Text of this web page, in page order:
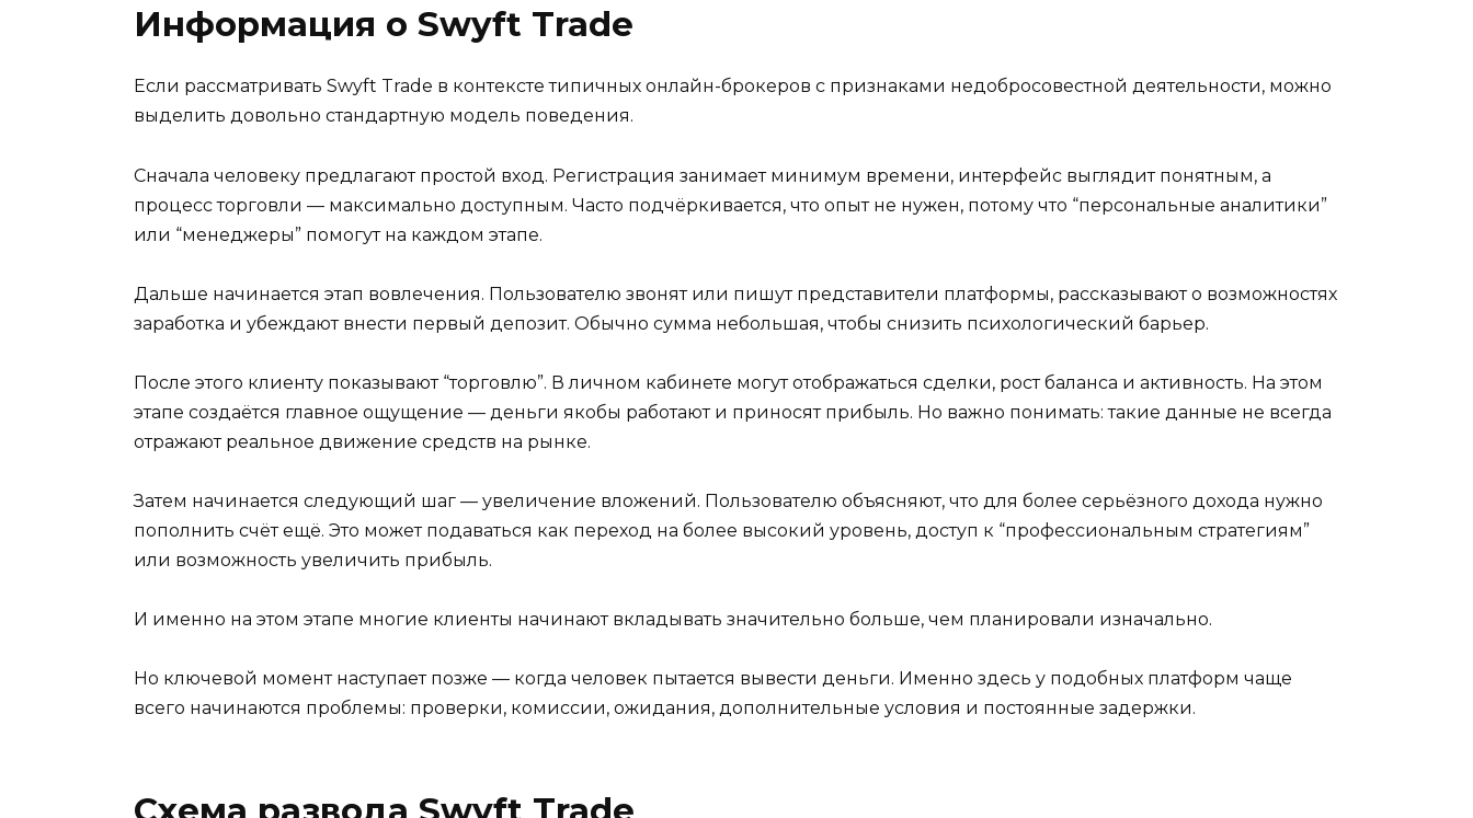
Информация о Swyft Trade
Если рассматривать Swyft Trade в контексте типичных онлайн-брокеров с признаками недобросовестной деятельности, можно
выделить довольно стандартную модель поведения.
Сначала человеку предлагают простой вход. Регистрация занимает минимум времени, интерфейс выглядит понятным, а
процесс торговли — максимально доступным. Часто подчёркивается, что опыт не нужен, потому что “персональные аналитики”
или “менеджеры” помогут на каждом этапе.
Дальше начинается этап вовлечения. Пользователю звонят или пишут представители платформы, рассказывают о возможностях
заработка и убеждают внести первый депозит. Обычно сумма небольшая, чтобы снизить психологический барьер.
После этого клиенту показывают “торговлю”. В личном кабинете могут отображаться сделки, рост баланса и активность. На этом
этапе создаётся главное ощущение — деньги якобы работают и приносят прибыль. Но важно понимать: такие данные не всегда
отражают реальное движение средств на рынке.
Затем начинается следующий шаг — увеличение вложений. Пользователю объясняют, что для более серьёзного дохода нужно
пополнить счёт ещё. Это может подаваться как переход на более высокий уровень, доступ к “профессиональным стратегиям”
или возможность увеличить прибыль.
И именно на этом этапе многие клиенты начинают вкладывать значительно больше, чем планировали изначально.
Но ключевой момент наступает позже — когда человек пытается вывести деньги. Именно здесь у подобных платформ чаще
всего начинаются проблемы: проверки, комиссии, ожидания, дополнительные условия и постоянные задержки.